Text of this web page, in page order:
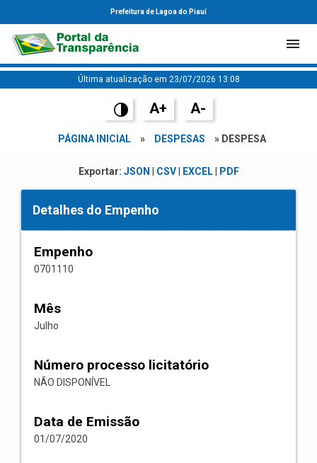
Prefeitura de Lagoa do Piauí
Última atualização em 23/07/2026 13:08
A+ A-
PÁGINA INICIAL » DESPESAS » DESPESA
Exportar: JSON CSV| EXCEL| PDF
Detalhes do Empenho
Empenho
0701110
Mês
Julho
Número processo licitatório
NÃO DISPONÍVEL
Data de Emissão
01/07/2020